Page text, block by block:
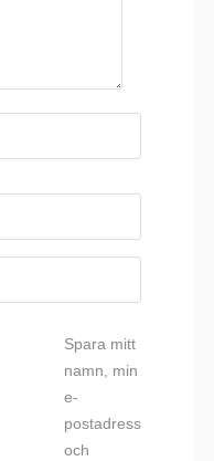
Spara mitt
namn, min
e-
postadress
och